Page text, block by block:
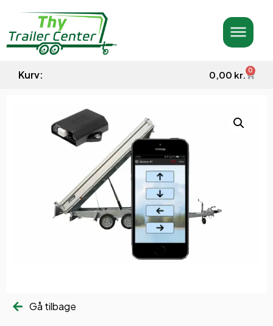
Kurv: 0,00 kr. 0
Gå tilbage